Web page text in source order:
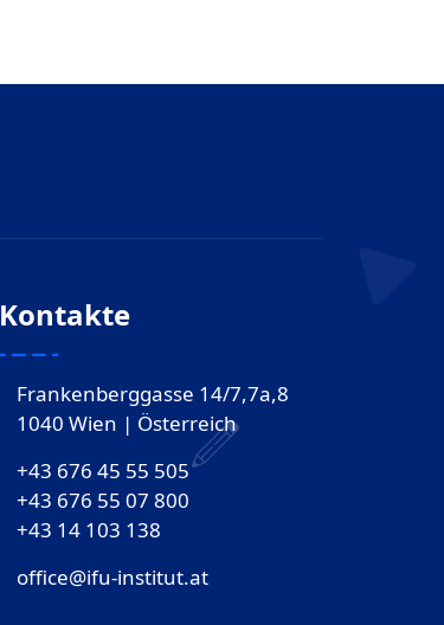
Kontakte
Frankenberggasse 14/7,7a,8
1040 Wien | Österreich
+43 676 45 55 505
+43 676 55 07 800
‎+43 14 103 138
office@ifu-institut.at